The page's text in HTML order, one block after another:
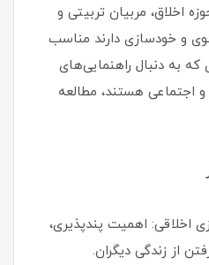
اخلاق، مربیان تربیتی و
و خودسازی دارند مناسب
به دنبال راهنمایی‌های
اجتماعی هستند، مطالعه
اهمیت پندپذیری،
از زندگی دیگران.